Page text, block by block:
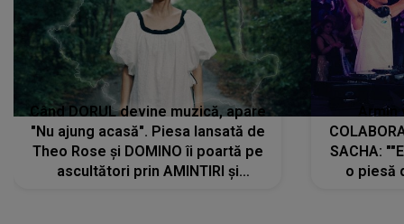
Când DORUL devine muzică, apare
"Nu ajung acasă". Piesa lansată de
Theo Rose și DOMINO îi poartă pe
ascultători prin AMINTIRI și
SACHA:
o piesă